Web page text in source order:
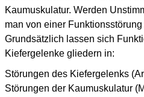
Kaumuskulatur. Werden
man von einer
Grundsätzlich lassen sich
Kiefergelenke gliedern in:
Störungen des Kiefergelenks
Störungen der Kaumuskulatur